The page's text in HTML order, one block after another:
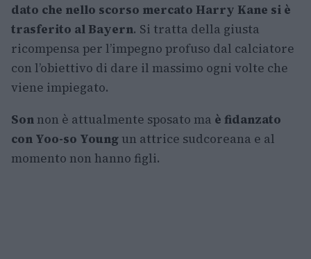
dato che nello scorso mercato Harry Kane si è
trasferito al Bayern. Si tratta della giusta
ricompensa per l’impegno profuso dal calciatore
con l’obiettivo di dare il massimo ogni volte che
viene impiegato.
Son non è attualmente sposato ma è fidanzato
con Yoo-so Young un attrice sudcoreana e al
momento non hanno figli.